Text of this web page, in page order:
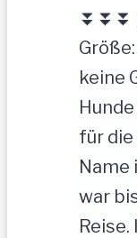
keine
für
Name
war